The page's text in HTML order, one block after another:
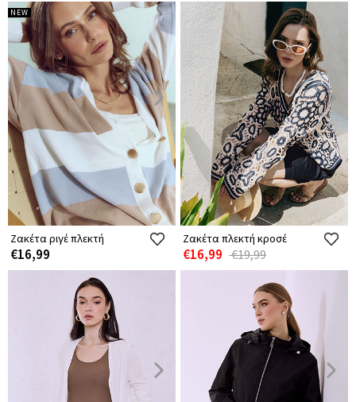
NEW
Ζακέτα ριγέ πλεκτή
€16,99
Ζακέτα πλεκτή κροσέ
€16,99 €19,99